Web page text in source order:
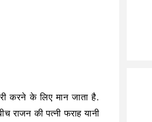
करने के लिए मान जाता है.
राजन की पत्नी फराह यानी